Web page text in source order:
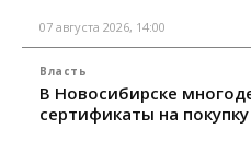
07 августа 2026, 14:00
Власть
В Новосибирске
сертификаты на